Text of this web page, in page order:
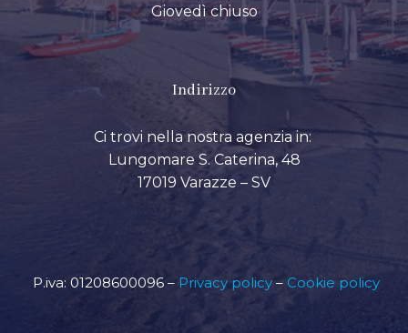
Giovedì chiuso
Indirizzo
Ci trovi nella nostra agenzia in:
Lungomare S. Caterina, 48
17019 Varazze – SV
P.iva: 01208600096 –Privacy policy– Cookie policy